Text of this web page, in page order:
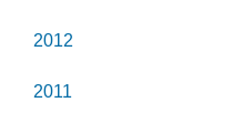
2012
2011